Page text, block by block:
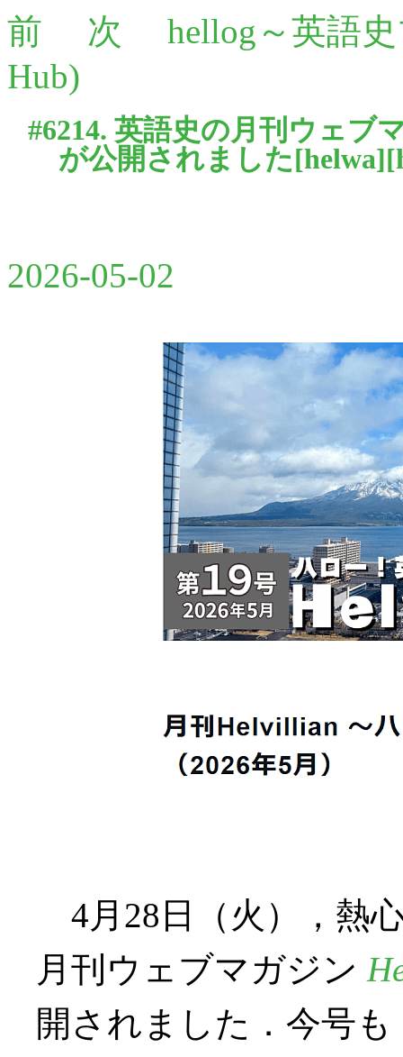
前 次
hellog～英語
Hub)
#6214. 英語史の月刊ウェブ
が公開されました[helwa][
2026-05-02
4月28日（火），熱
月刊ウェブマガジン
開されました．今号